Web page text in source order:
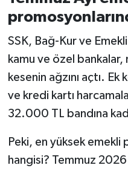
SSK, Bağ-Kur ve
kamu ve özel bankalar,
kesenin ağzını açtı.
ve kredi kartı
32.000 TL bandına
Peki, en yüksek
hangisi? Temmuz
Kepsut
KÜLTÜR-SANAT
MANŞET